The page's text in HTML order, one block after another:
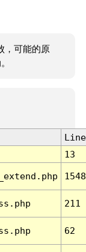
，可能的原
Line
13
1548
211
62